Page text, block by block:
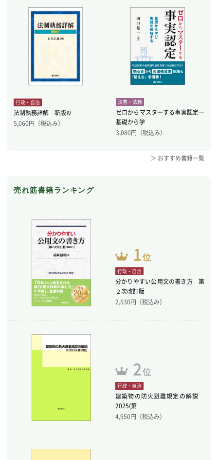
行政・自治
法制執務詳解 新版Ⅳ
5,060円（税込み）
法曹・法務
ゼロからマスターする事実認定―
基礎から学
3,080円（税込み）
＞ おすすめ書籍一覧
売れ筋書籍ランキング
行政・自治
分かりやすい公用文の書き方 第
２次改訂版
2,530円（税込み）
行政・自治
建築物の防火避難規定の解説
2025(第
4,950円（税込み）